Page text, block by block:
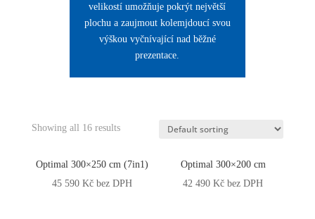
velikostí umožňuje pokrýt největší
plochu a zaujmout kolemjdoucí svou
výškou vyčnívající nad běžné
prezentace.
Showing all 16 results
Optimal 300×250 cm (7in1)
45 590 Kč bez DPH
Optimal 300×200 cm
42 490Kč bez DPH